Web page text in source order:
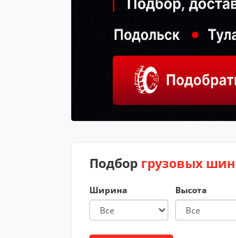
Подбор грузовых шин
Ширина Высота